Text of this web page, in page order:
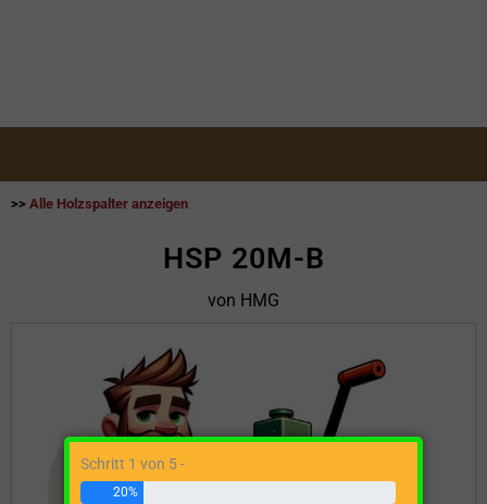
>> Alle Holzspalter anzeigen
HSP 20M-B
von HMG
Schritt 1 von 5 -
20%